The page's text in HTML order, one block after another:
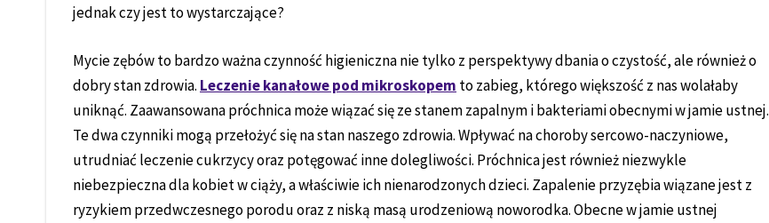
jednak czy jest to wystarczające?
Mycie zębów to bardzo ważna czynność higieniczna nie tylko z perspektywy dbania o czystość, ale również o
dobry stan zdrowia. Leczenie kanałowe pod mikroskopem to zabieg, którego większość z nas wolałaby
uniknąć. Zaawansowana próchnica może wiązać się ze stanem zapalnym i bakteriami obecnymi w jamie ustnej.
Te dwa czynniki mogą przełożyć się na stan naszego zdrowia. Wpływać na choroby sercowo-naczyniowe,
utrudniać leczenie cukrzycy oraz potęgować inne dolegliwości. Próchnica jest również niezwykle
niebezpieczna dla kobiet w ciąży, a właściwie ich nienarodzonych dzieci. Zapalenie przyzębia wiązane jest z
ryzykiem przedwczesnego porodu oraz z niską masą urodzeniową noworodka. Obecne w jamie ustnej